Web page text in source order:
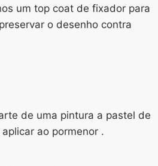
um top coat de fixador para
o desenho contra
de uma pintura a pastel de
ao pormenor .